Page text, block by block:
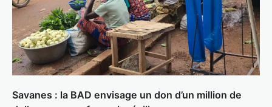
Savanes : la BAD envisage un don d’un million de